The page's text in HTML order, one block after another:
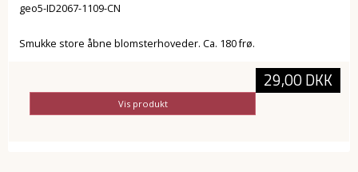
geo5-ID2067-1109-CN
Smukke store åbne blomsterhoveder. Ca. 180 frø.
29,00 DKK
Vis produkt